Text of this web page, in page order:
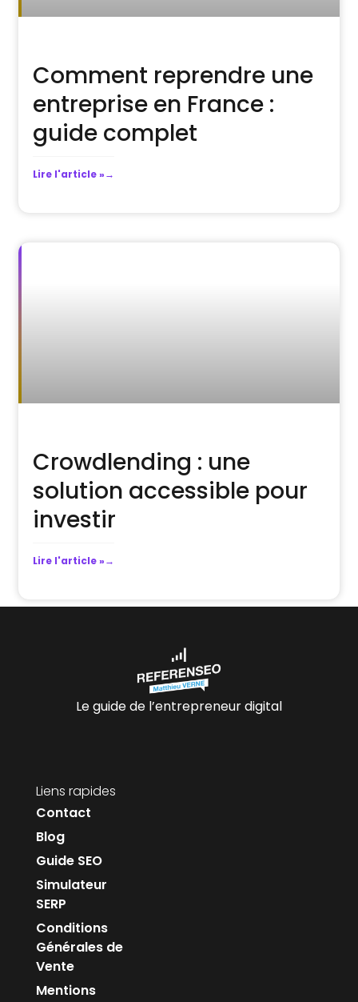
Comment reprendre une
entreprise en France :
guide complet
Lire l'article »
Crowdlending : une
solution accessible pour
investir
Lire l'article »
Le guide de l’entrepreneur digital
Liens rapides
Contact
Blog
Guide SEO
Simulateur
SERP
Conditions
Générales de
Vente
Mentions